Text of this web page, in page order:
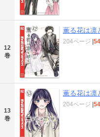
12
巻
薫る花は凛
204ページ
13
巻
薫る花は凛
204ページ